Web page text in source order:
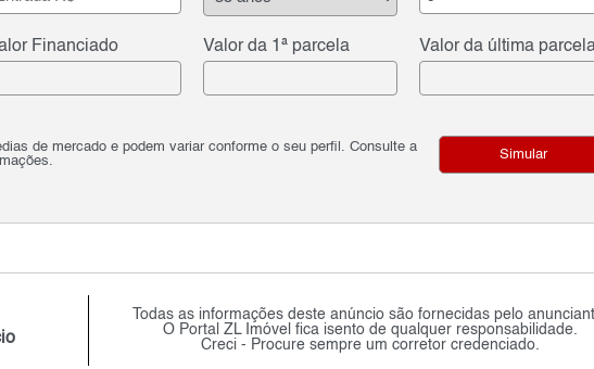
Financiado Valor da 1ª parcela Valor da última
de mercado e podem variar conforme o seu perfil. Consulte a
Simular
Todas as informações deste anúncio são fornecidas pelo
O Portal ZL Imóvel fica isento de qualquer responsabilidade.
Creci - Procure sempre um corretor credenciado.